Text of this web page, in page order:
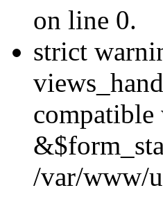
on line 0.
strict
/var/www/